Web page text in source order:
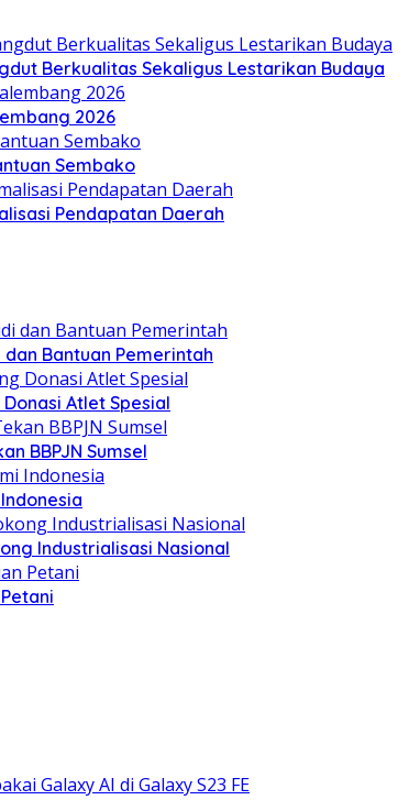
Berkualitas Sekaligus Lestarikan Budaya
2026
Sembako
Pendapatan Daerah
Bantuan Pemerintah
Atlet Spesial
BBPJN Sumsel
Industrialisasi Nasional